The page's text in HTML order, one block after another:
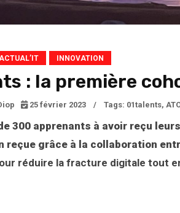
INNOVATION
: la première
25 février 2023 / Tags: 01talents,
300 apprenants à avoir reçu
reçue grâce à la collaboration
réduire la fracture digitale tout